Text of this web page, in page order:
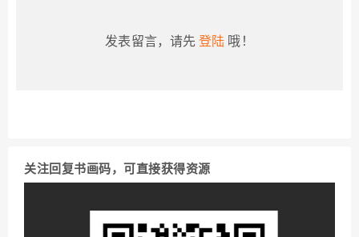
发表留言，请先登陆 哦！
关注回复书画码，可直接获得资源